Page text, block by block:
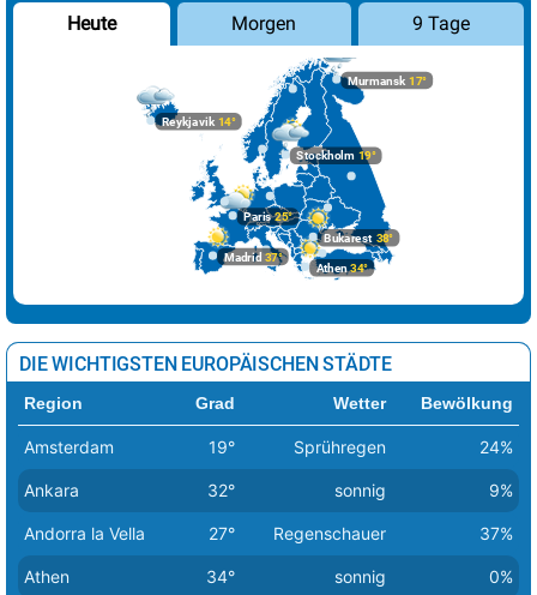
Heute Morgen 9 Tage
Reykjavik 14°
Bukarest38°
Murmansk 17°
Stockholm19°
Paris25°
Athen34°
Madrid 37°
DIE WICHTIGSTEN EUROPÄISCHEN STÄDTE
Region Grad Wetter Bewölkung
Amsterdam 19° Sprühregen 24%
Ankara 32° sonnig 9%
Andorra la Vella 27° Regenschauer 37%
Athen 34° sonnig 0%